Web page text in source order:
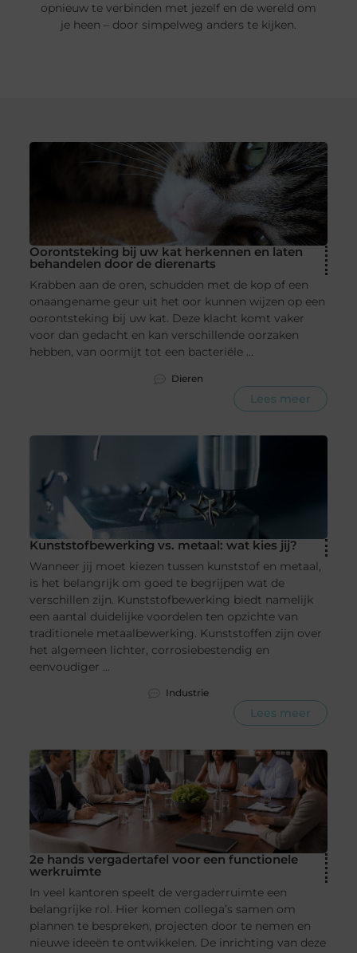
opnieuw te verbinden met jezelf en de wereld om
je heen – door simpelweg anders te kijken.
Oorontsteking bij uw kat herkennen en laten
behandelen door de dierenarts
Krabben aan de oren, schudden met de kop of een
onaangename geur uit het oor kunnen wijzen op een
oorontsteking bij uw kat. Deze klacht komt vaker
voor dan gedacht en kan verschillende oorzaken
hebben, van oormijt tot een bacteriële ...
Dieren
Lees meer
Kunststofbewerking vs. metaal: wat kies jij?
Wanneer jij moet kiezen tussen kunststof en metaal,
is het belangrijk om goed te begrijpen wat de
verschillen zijn. Kunststofbewerking biedt namelijk
een aantal duidelijke voordelen ten opzichte van
traditionele metaalbewerking. Kunststoffen zijn over
het algemeen lichter, corrosiebestendig en
eenvoudiger ...
Industrie
Lees meer
2e hands vergadertafel voor een functionele
werkruimte
In veel kantoren speelt de vergaderruimte een
belangrijke rol. Hier komen collega’s samen om
plannen te bespreken, projecten door te nemen en
nieuwe ideeën te ontwikkelen. De inrichting van deze